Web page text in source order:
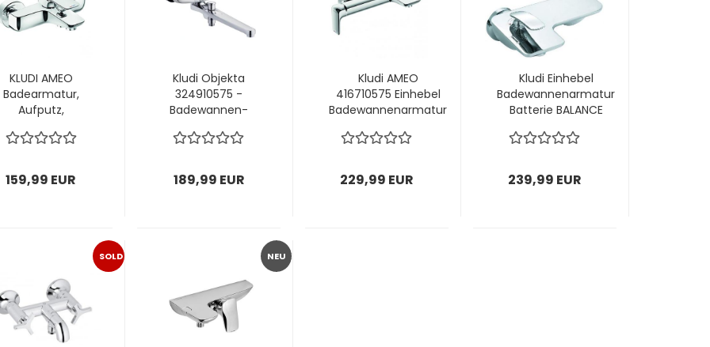
KLUDI AMEO
Badearmatur,
Aufputz,
414450575
159,99 EUR
Kludi Objekta
324910575 -
Badewannen-
Chrom
189,99 EUR
Kludi AMEO
416710575 Einhebel
Badewannenarmatur
229,99 EUR
Kludi Einhebel
Badewannenarmatur
Batterie BALANCE
239,99 EUR
SOLD NEU